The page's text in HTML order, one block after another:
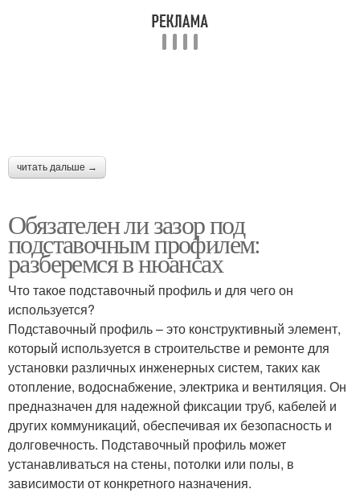
читать дальше →
Обязателен ли зазор под
подставочным профилем:
разберемся в нюансах
Что такое подставочный профиль и для чего он
используется?
Подставочный профиль – это конструктивный элемент,
который используется в строительстве и ремонте для
установки различных инженерных систем, таких как
отопление, водоснабжение, электрика и вентиляция. Он
предназначен для надежной фиксации труб, кабелей и
других коммуникаций, обеспечивая их безопасность и
долговечность. Подставочный профиль может
устанавливаться на стены, потолки или полы, в
зависимости от конкретного назначения.